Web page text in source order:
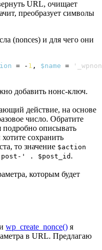
URL, очищает
преобразует символы
(nonces) и для чего они
= - 1 , $name =
добавить нонс-ключ.
действие, на основе
число. Обратите
подробно описывать
сохранить
то значение $action
post-' . $post_id .
которым будет
wp_create_nonce() я
в URL. Предлагаю